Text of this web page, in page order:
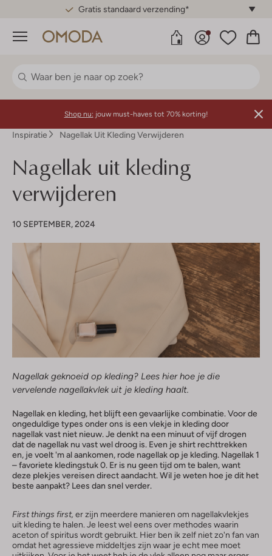
Gratis standaard verzending*
Menu
Shop nu: jouw must-haves tot 70% korting!
Inspiratie Nagellak Uit Kleding Verwijderen
Nagellak uit kleding
verwijderen
10 SEPTEMBER, 2024
Nagellak geknoeid op kleding? Lees hier hoe je die
vervelende nagellakvlek uit je kleding haalt.
Nagellak en kleding, het blijft een gevaarlijke combinatie. Voor de
ongeduldige types onder ons is een vlekje in kleding door
nagellak vast niet nieuw. Je denkt na een minuut of vijf drogen
dat de nagellak nu vast wel droog is. Even je shirt rechttrekken
en, je voelt 'm al aankomen, rode nagellak op je kleding. Nagellak 1
– favoriete kledingstuk 0. Er is nu geen tijd om te balen, want
deze plekjes vereisen direct aandacht. Wil je weten hoe je dit het
beste aanpakt? Lees dan snel verder.
First things first, er zijn meerdere manieren om nagellakvlekjes
uit kleding te halen. Je leest wel eens over methodes waarin
aceton of spiritus wordt gebruikt. Hier ben ik zelf niet zo'n fan van
omdat het agressieve middeltjes zijn waar je echt mee moet